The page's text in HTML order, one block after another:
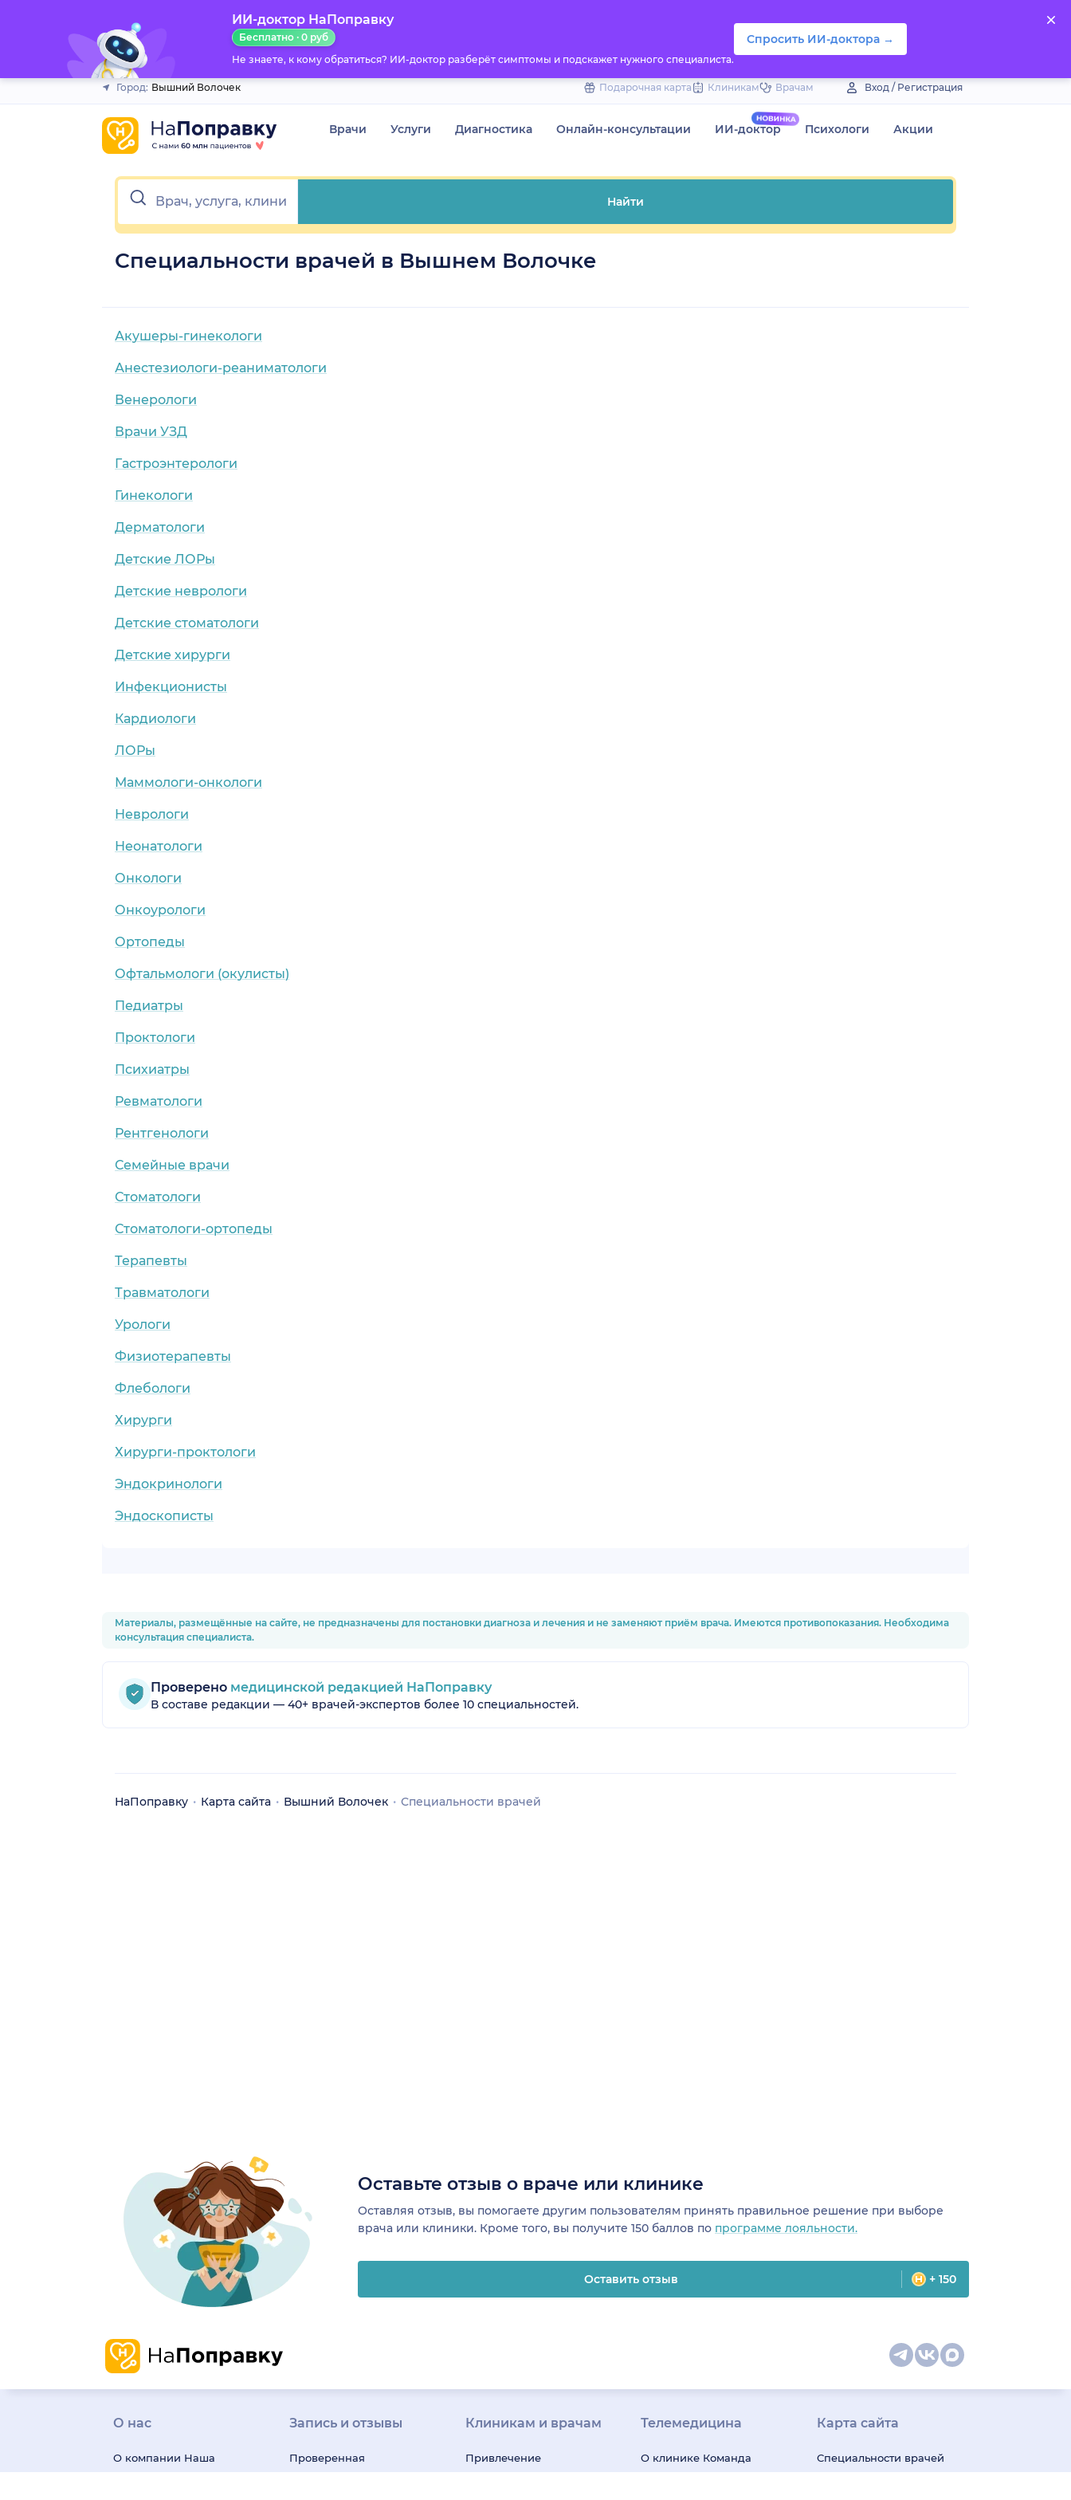
ИИ-доктор НаПоправку
Бесплатно · 0 руб
Не знаете, к кому обратиться? ИИ-доктор разберёт симптомы и подскажет нужного специалиста.
Спросить ИИ-доктора →
Город: Вышний Волочек Подарочная карта Клиникам Врачам Вход / Регистрация
Врачи Услуги Диагностика Онлайн-консультации ИИ-доктор Психологи Акции
Найти
Специальности врачей в Вышнем Волочке
Акушеры-гинекологи
Анестезиологи-реаниматологи
Венерологи
Врачи УЗД
Гастроэнтерологи
Гинекологи
Дерматологи
Детские ЛОРы
Детские неврологи
Детские стоматологи
Детские хирурги
Инфекционисты
Кардиологи
ЛОРы
Маммологи-онкологи
Неврологи
Неонатологи
Онкологи
Онкоурологи
Ортопеды
Офтальмологи (окулисты)
Педиатры
Проктологи
Психиатры
Ревматологи
Рентгенологи
Семейные врачи
Стоматологи
Стоматологи-ортопеды
Терапевты
Травматологи
Урологи
Физиотерапевты
Флебологи
Хирурги
Хирурги-проктологи
Эндокринологи
Эндоскописты
Материалы, размещённые на сайте, не предназначены для постановки диагноза и лечения и не заменяют приём врача. Имеются противопоказания. Необходима
консультация специалиста.
Проверено медицинской редакцией НаПоправку
В составе редакции — 40+ врачей-экспертов более 10 специальностей.
НаПоправку Карта сайта Вышний Волочек Специальности врачей
Оставьте отзыв о враче или клинике
Оставляя отзыв, вы помогаете другим пользователям принять правильное решение при выборе
врача или клиники. Кроме того, вы получите 150 баллов по программе лояльности.
Оставить отзыв + 150
О нас
О компании Наша
Запись и отзывы
Проверенная
Клиникам и врачам
Привлечение
Телемедицина
О клинике Команда
Карта сайта
Специальности врачей